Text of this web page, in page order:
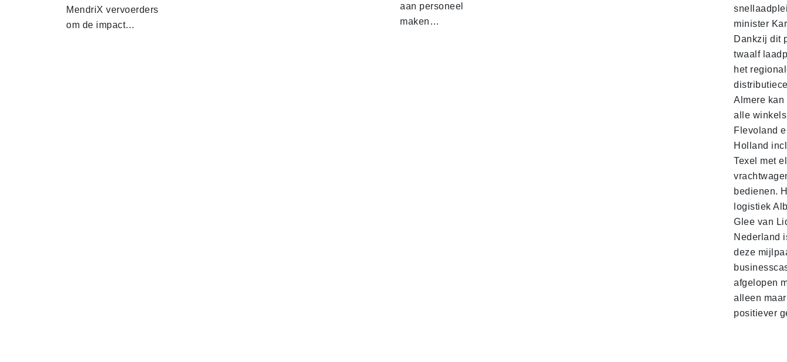
MendriX vervoerders
om de impact…
aan personeel
maken…
minister
Dankzij dit
twaalf
het
Almere
alle
Flevoland
Holland
Texel met
bedienen.
logistiek
Glee van
Nederland
deze
afgelopen
alleen maar
positiever